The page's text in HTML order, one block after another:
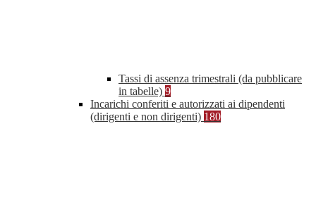
Tassi di assenza trimestrali (da pubblicare
in tabelle) 9
Incarichi conferiti e autorizzati ai dipendenti
(dirigenti e non dirigenti) 180